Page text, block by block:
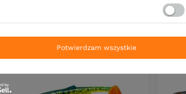
Potwierdzam wszystkie